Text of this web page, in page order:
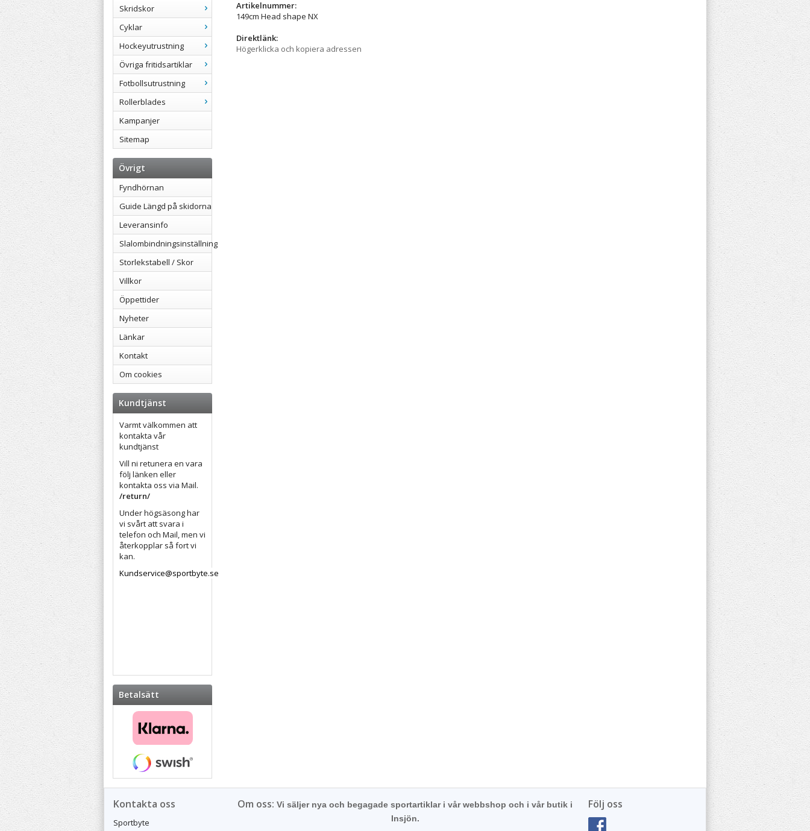
Skridskor
Cyklar
Hockeyutrustning
Övriga fritidsartiklar
Fotbollsutrustning
Rollerblades
Kampanjer
Sitemap
Övrigt
Fyndhörnan
Guide Längd på skidorna
Leveransinfo
Slalombindningsinställning
Storlekstabell / Skor
Villkor
Öppettider
Nyheter
Länkar
Kontakt
Om cookies
Kundtjänst
Varmt välkommen att
kontakta vår
kundtjänst
Vill ni retunera en vara
följ länken eller
kontakta oss via Mail.
/return/
Under högsäsong har
vi svårt att svara i
telefon och Mail, men vi
återkopplar så fort vi
kan.
Kundservice@sportbyte.se
Betalsätt
Artikelnummer:
149cm Head shape NX
Direktlänk:
Högerklicka och kopiera adressen
Kontakta oss
Sportbyte
Följ oss
Om oss: Vi säljer nya och begagade sportartiklar i vår webbshop och i vår butik i
Insjön.